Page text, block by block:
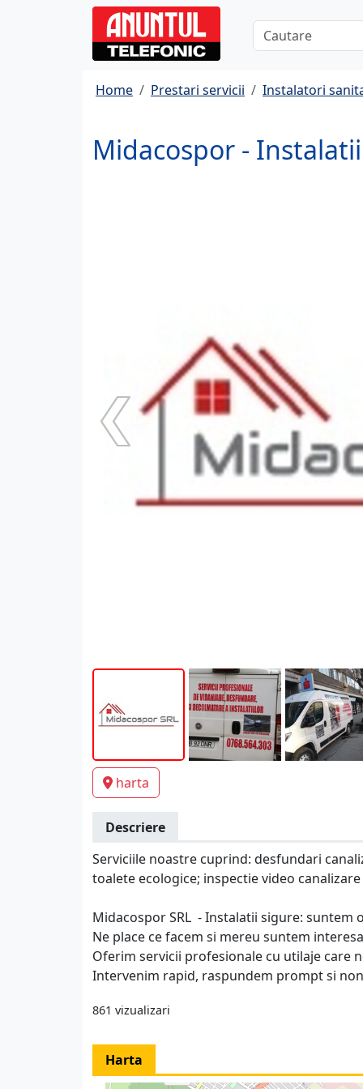
Home Prestari servicii Instalatori
Midacospor -
harta
Descriere
Serviciile noastre cuprind: desfundari
toalete ecologice; inspectie video canalizare
Midacospor SRL - Instalatii sigure: suntem
Ne place ce facem si mereu suntem
Oferim servicii profesionale cu utilaje care
Intervenim rapid, raspundem prompt si
861 vizualizari
Harta